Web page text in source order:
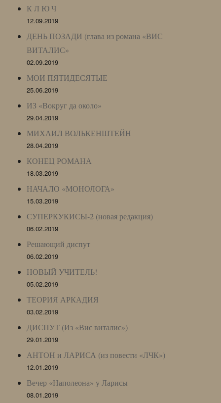
К Л Ю Ч
12.09.2019
ДЕНЬ ПОЗАДИ (глава из романа «ВИС
ВИТАЛИС»
02.09.2019
МОИ ПЯТИДЕСЯТЫЕ
25.06.2019
ИЗ «Вокруг да около»
29.04.2019
МИХАИЛ ВОЛЬКЕНШТЕЙН
28.04.2019
КОНЕЦ РОМАНА
18.03.2019
НАЧАЛО «МОНОЛОГА»
15.03.2019
СУПЕРКУКИСЫ-2 (новая редакция)
06.02.2019
Решающий диспут
06.02.2019
НОВЫЙ УЧИТЕЛЬ!
05.02.2019
ТЕОРИЯ АРКАДИЯ
03.02.2019
ДИСПУТ (Из «Вис виталис»)
29.01.2019
АНТОН и ЛАРИСА (из повести «ЛЧК»)
12.01.2019
Вечер «Наполеона» у Ларисы
08.01.2019